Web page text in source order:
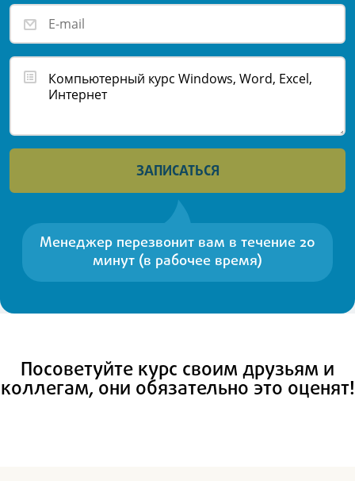
ЗАПИСАТЬСЯ
Менеджер перезвонит вам в течение 20
минут (в рабочее время)
Посоветуйте курс своим друзьям и
коллегам, они обязательно это оценят!